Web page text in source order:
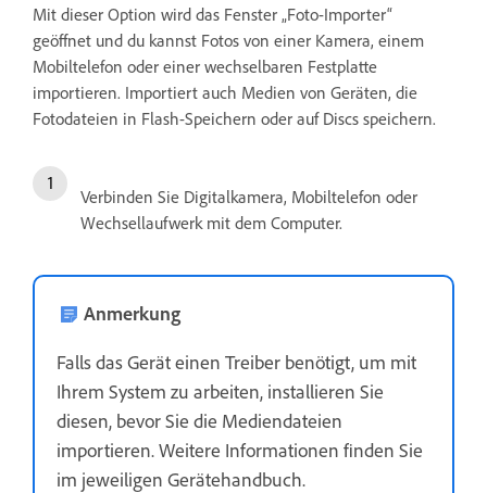
Mit dieser Option wird das Fenster „Foto-Importer“
geöffnet und du kannst Fotos von einer Kamera, einem
Mobiltelefon oder einer wechselbaren Festplatte
importieren. Importiert auch Medien von Geräten, die
Fotodateien in Flash-Speichern oder auf Discs speichern.
Verbinden Sie Digitalkamera, Mobiltelefon oder
Wechsellaufwerk mit dem Computer.
Anmerkung
Falls das Gerät einen Treiber benötigt, um mit
Ihrem System zu arbeiten, installieren Sie
diesen, bevor Sie die Mediendateien
importieren. Weitere Informationen finden Sie
im jeweiligen Gerätehandbuch.